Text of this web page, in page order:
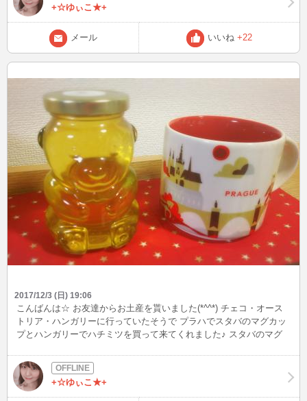
+☆ゆぃこ★+
メール いいね +22
2017/12/3 (日) 19:06
こんばんは☆ お友達からお土産を貰いました(*^^*) チェコ・オース
トリア・ハンガリーに行っていたそうで プラハでスタバのマグカッ
プとハンガリーでハチミツを買って来てくれました♪ スタバのマグ
つかは私も色んな国に行ってみたいです！
+☆ゆぃこ★+